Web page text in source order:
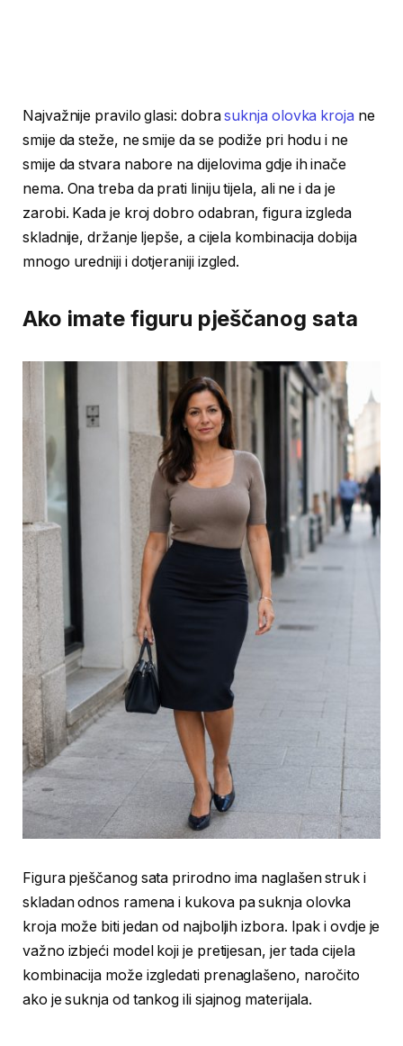
Najvažnije pravilo glasi: dobrasuknja olovka kroja ne
smije da steže, ne smije da se podiže pri hodu i ne
smije da stvara nabore na dijelovima gdje ih inače
nema. Ona treba da prati liniju tijela, ali ne i da je
zarobi. Kada je kroj dobro odabran, figura izgleda
skladnije, držanje ljepše, a cijela kombinacija dobija
mnogo uredniji i dotjeraniji izgled.
Ako imate figuru pješčanog sata
Figura pješčanog sata prirodno ima naglašen struk i
skladan odnos ramena i kukova pa suknja olovka
kroja može biti jedan od najboljih izbora. Ipak i ovdje je
važno izbjeći model koji je pretijesan, jer tada cijela
kombinacija može izgledati prenaglašeno, naročito
ako je suknja od tankog ili sjajnog materijala.